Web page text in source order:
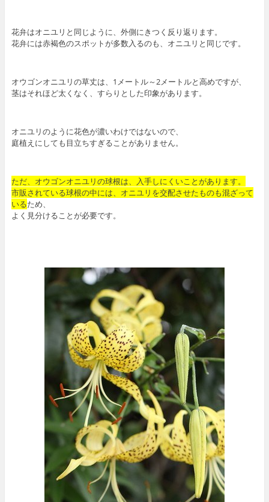
花弁はオニユリと同じように、外側にきつく反り返ります。
花弁には赤褐色のスポットが多数入るのも、オニユリと同じです。
オウゴンオニユリの草丈は、1メートル～2メートルと高めですが、
茎はそれほど太くなく、すらりとした印象があります。
オニユリのように花色が濃いわけではないので、
庭植えにしても目立ちすぎることがありません。
ただ、オウゴンオニユリの球根は、入手しにくいことがあります。
市販されている球根の中には、オニユリを交配させたものも混ざって
いるため、
よく見分けることが必要です。